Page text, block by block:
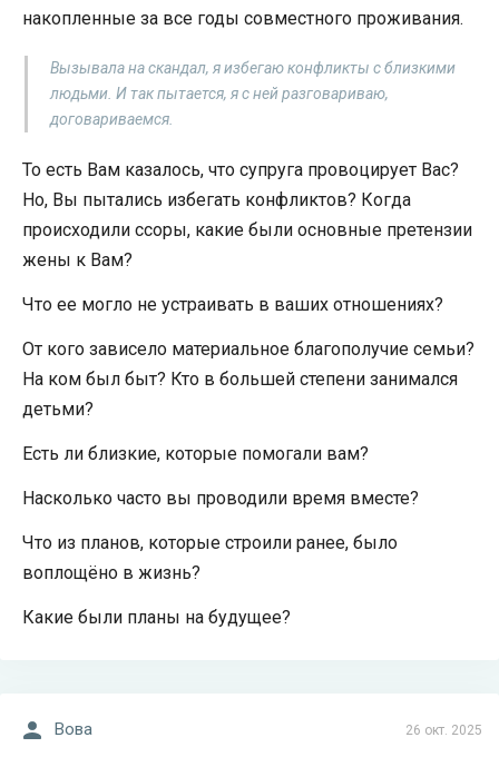
накопленные за все годы совместного проживания.
Вызывала на скандал, я избегаю конфликты с близкими
людьми. И так пытается, я с ней разговариваю,
договариваемся.
То есть Вам казалось, что супруга провоцирует Вас?
Но, Вы пытались избегать конфликтов? Когда
происходили ссоры, какие были основные претензии
жены к Вам?
Что ее могло не устраивать в ваших отношениях?
От кого зависело материальное благополучие семьи?
На ком был быт? Кто в большей степени занимался
детьми?
Есть ли близкие, которые помогали вам?
Насколько часто вы проводили время вместе?
Что из планов, которые строили ранее, было
воплощёно в жизнь?
Какие были планы на будущее?
26 окт. 2025
Вова